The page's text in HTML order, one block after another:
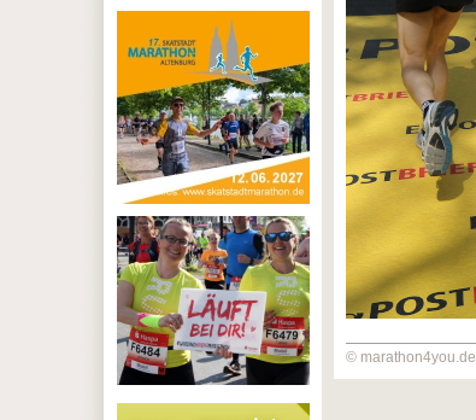
© marathon4you.de